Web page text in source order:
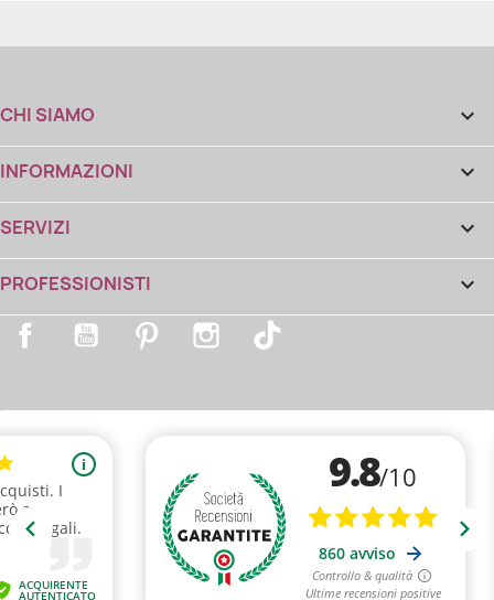
CHI SIAMO 
INFORMAZIONI 
SERVIZI 
PROFESSIONISTI 
Facebook YouTube Pinterest Instagram